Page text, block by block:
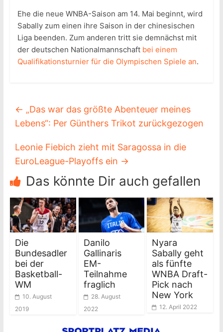
Ehe die neue WNBA-Saison am 14. Mai beginnt, wird
Sabally zum einen ihre Saison in der chinesischen
Liga beenden. Zum anderen tritt sie demnächst mit
der deutschen Nationalmannschaft bei einem
Qualifikationsturnier für die Olympischen Spiele an.
← „Das war das größte Abenteuer meines
Lebens“: Per Günthers Trikot zurückgezogen
Leonie Fiebich zieht mit Saragossa in die
EuroLeague-Playoffs ein →
Das könnte Dir auch gefallen
Die
Bundesadler
bei der
Basketball-
WM
10. August
2019
Danilo
Gallinaris
EM-
Teilnahme
fraglich
28. August
2022
Nyara
Sabally geht
als fünfte
WNBA Draft-
Pick nach
New York
12. April 2022